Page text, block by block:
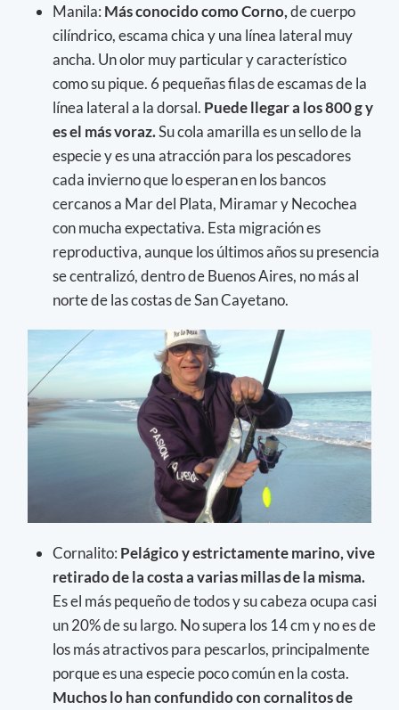
Manila: Más conocido como Corno,de cuerpo
cilíndrico, escama chica y una línea lateral muy
ancha. Un olor muy particular y característico
como su pique. 6 pequeñas filas de escamas de la
línea lateral a la dorsal. Puede llegar a los 800 g y
es el más voraz.Su cola amarilla es un sello de la
especie y es una atracción para los pescadores
cada invierno que lo esperan en los bancos
cercanos a Mar del Plata, Miramar y Necochea
con mucha expectativa. Esta migración es
reproductiva, aunque los últimos años su presencia
se centralizó, dentro de Buenos Aires, no más al
norte de las costas de San Cayetano.
Cornalito: Pelágico y estrictamente marino, vive
retirado de la costa a varias millas de la misma.
Es el más pequeño de todos y su cabeza ocupa casi
un 20% de su largo. No supera los 14 cm y no es de
los más atractivos para pescarlos, principalmente
porque es una especie poco común en la costa.
Muchos lo han confundido con cornalitos de